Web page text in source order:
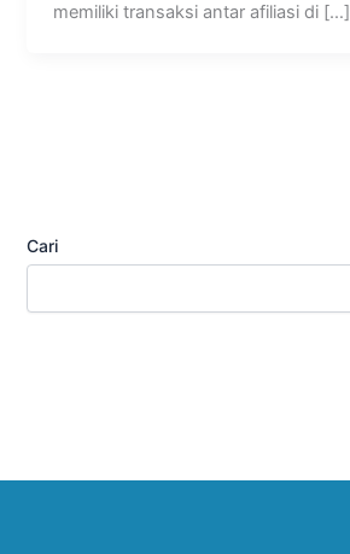
memiliki transaksi antar afiliasi di […]
Cari